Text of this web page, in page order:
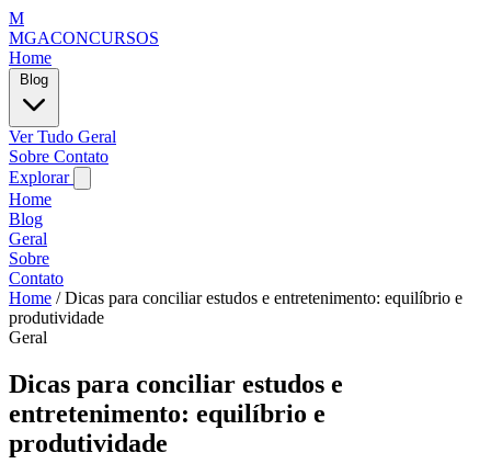
M
MGACONCURSOS
Home
Ver Tudo Geral
Sobre Contato
Explorar
Home
Blog
Geral
Sobre
Contato
Home / Dicas para conciliar estudos e entretenimento: equilíbrio e
produtividade
Geral
Dicas para conciliar estudos e
entretenimento: equilíbrio e
produtividade